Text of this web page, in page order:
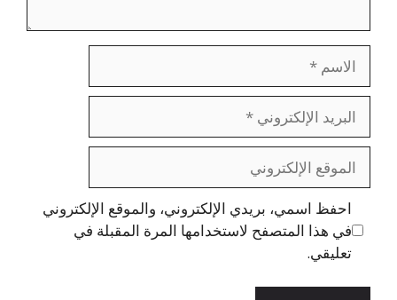
الاسم
البريد
الإلكتروني
الموقع
الإلكتروني
احفظ اسمي، بريدي الإلكتروني، والموقع الإلكتروني
في هذا المتصفح لاستخدامها المرة المقبلة في
تعليقي.